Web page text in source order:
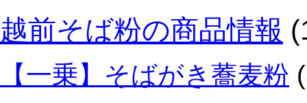
越前そば粉の商品情報
【一乗】そばがき蕎麦粉